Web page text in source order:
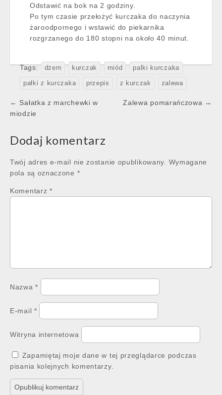
Odstawić na bok na 2 godziny.
Po tym czasie przełożyć kurczaka do naczynia
żaroodpornego i wstawić do piekarnika
rozgrzanego do 180 stopni na około 40 minut.
Tags: dżem kurczak miód palki kurczaka
pałki z kurczaka przepis z kurczak zalewa
Post
navigation
← Sałatka z marchewki w
miodzie
Zalewa pomarańczowa →
Dodaj komentarz
Twój adres e-mail nie zostanie opublikowany.
Wymagane
pola są oznaczone *
Komentarz *
Nazwa*
E-mail *
Witryna internetowa
Zapamiętaj moje dane w tej przeglądarce podczas
pisania kolejnych komentarzy.